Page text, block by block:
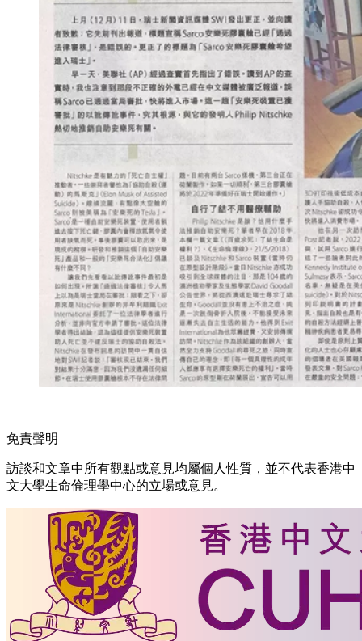
免責聲明
訪談和文章中所有觀點或意見均屬個人性質，並不代表香港中
文大學生命倫理學中心的立場或意見。